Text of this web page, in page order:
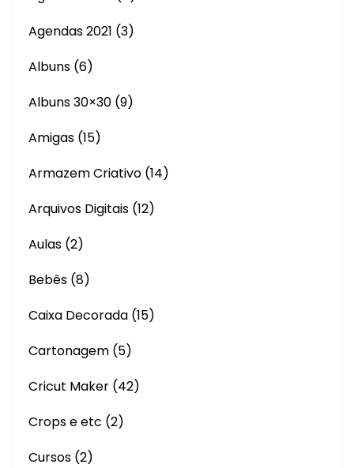
Agendas 2021 (3)
Albuns (6)
Albuns 30×30 (9)
Amigas (15)
Armazem Criativo (14)
Arquivos Digitais (12)
Aulas (2)
Bebês (8)
Caixa Decorada (15)
Cartonagem (5)
Cricut Maker (42)
Crops e etc (2)
Cursos (2)